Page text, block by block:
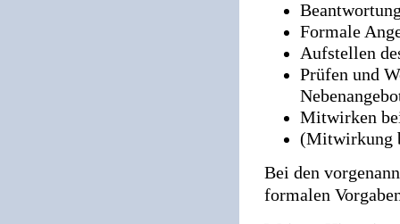
Formale
Aufstellen
Prüfen und
Mitwirken
(Mitwirkung
Bei den
formalen